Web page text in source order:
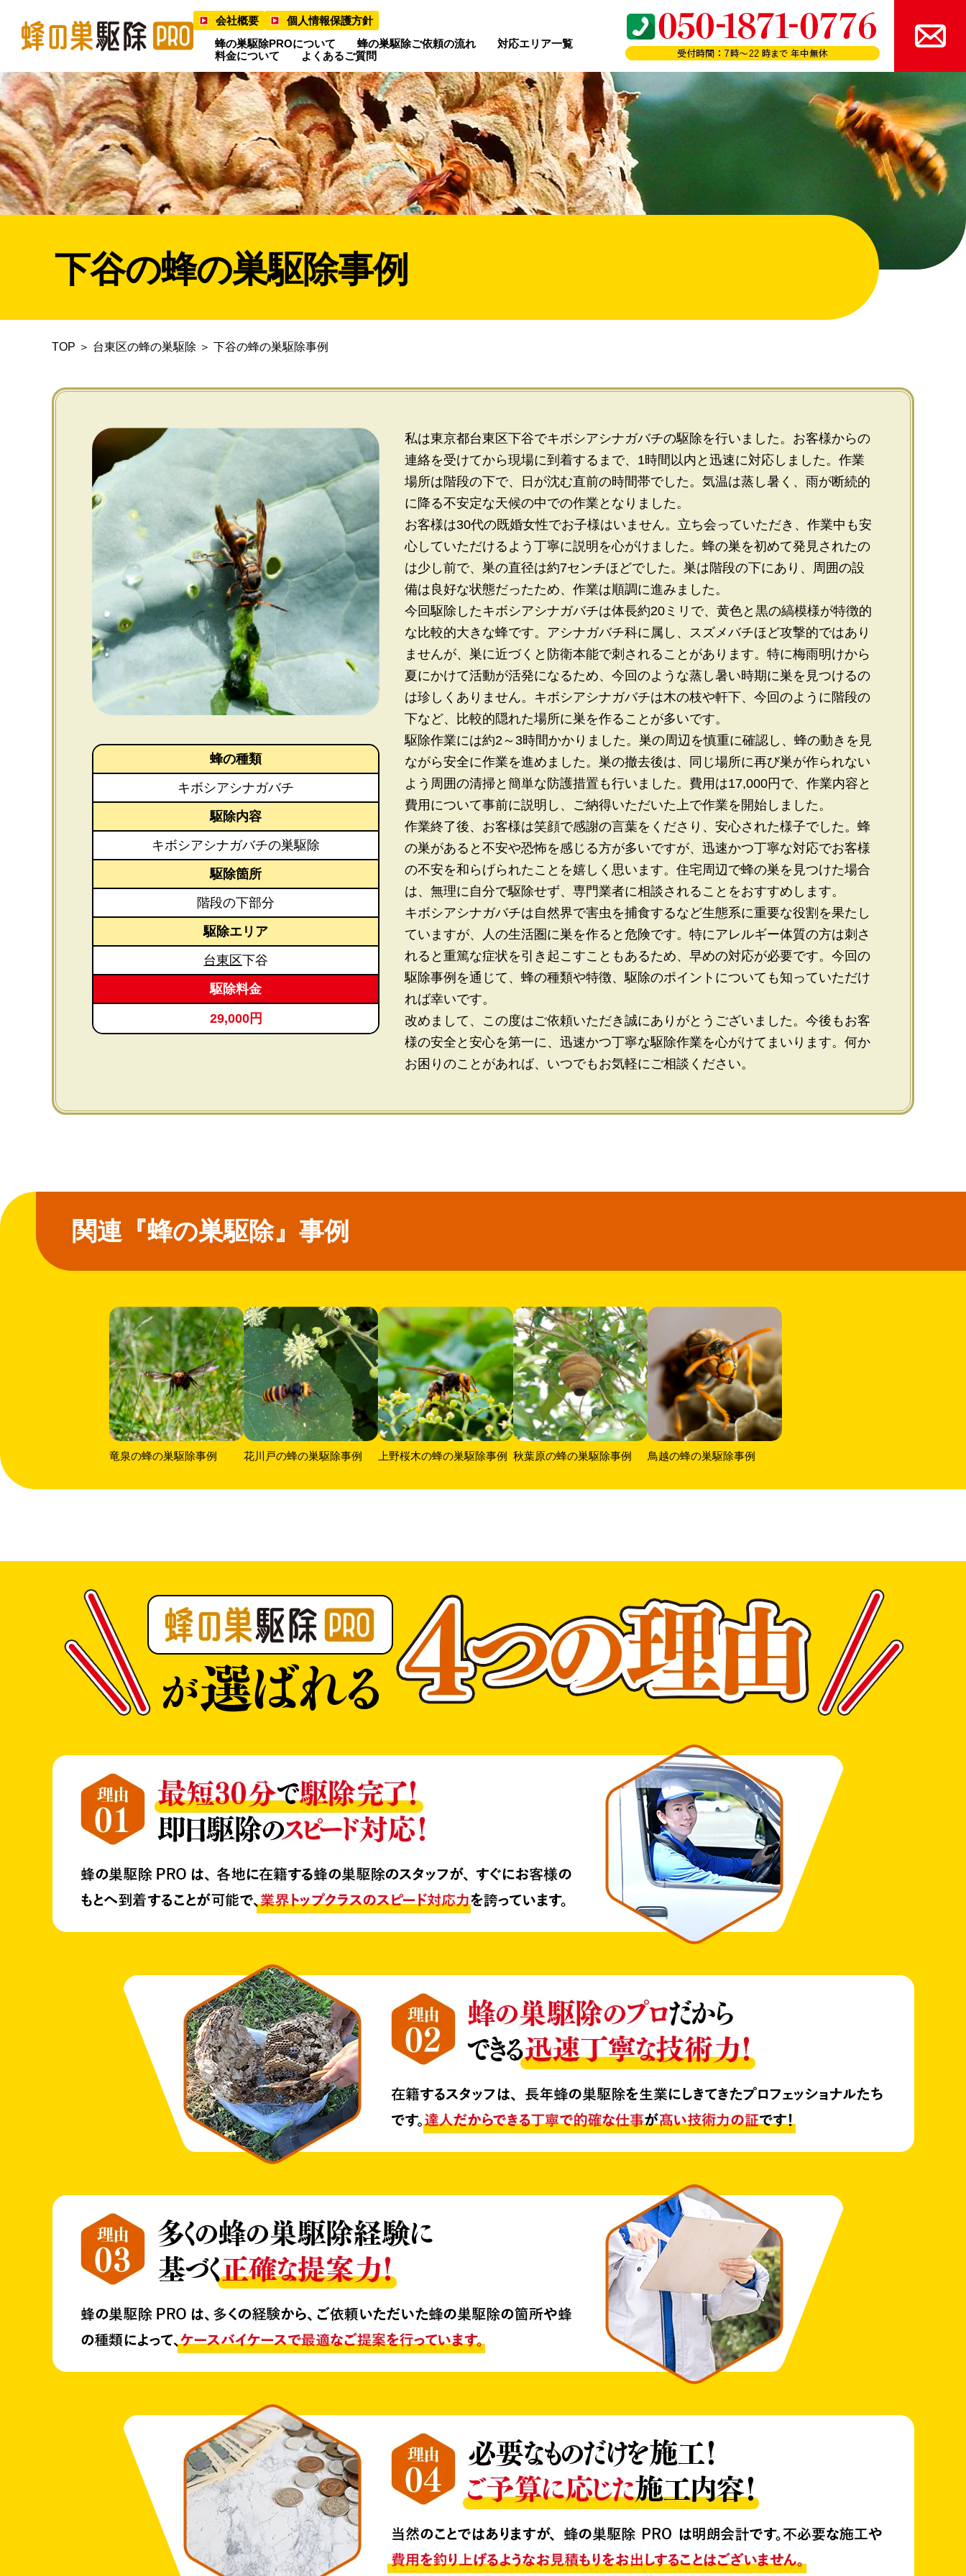
会社概要
個人情報保護方針
蜂の巣駆除PROについて
蜂の巣駆除ご依頼の流れ
対応エリア一覧
料金について
よくあるご質問
下谷の蜂の巣駆除事例
TOP ＞ 台東区の蜂の巣駆除 ＞ 下谷の蜂の巣駆除事例
蜂の種類
キボシアシナガバチ
駆除内容
キボシアシナガバチの巣駆除
駆除箇所
階段の下部分
駆除エリア
台東区下谷
駆除料金
29,000円
私は東京都台東区下谷でキボシアシナガバチの駆除を行いました。お客様からの
連絡を受けてから現場に到着するまで、1時間以内と迅速に対応しました。作業
場所は階段の下で、日が沈む直前の時間帯でした。気温は蒸し暑く、雨が断続的
に降る不安定な天候の中での作業となりました。
お客様は30代の既婚女性でお子様はいません。立ち会っていただき、作業中も安
心していただけるよう丁寧に説明を心がけました。蜂の巣を初めて発見されたの
は少し前で、巣の直径は約7センチほどでした。巣は階段の下にあり、周囲の設
備は良好な状態だったため、作業は順調に進みました。
今回駆除したキボシアシナガバチは体長約20ミリで、黄色と黒の縞模様が特徴的
な比較的大きな蜂です。アシナガバチ科に属し、スズメバチほど攻撃的ではあり
ませんが、巣に近づくと防衛本能で刺されることがあります。特に梅雨明けから
夏にかけて活動が活発になるため、今回のような蒸し暑い時期に巣を見つけるの
は珍しくありません。キボシアシナガバチは木の枝や軒下、今回のように階段の
下など、比較的隠れた場所に巣を作ることが多いです。
駆除作業には約2～3時間かかりました。巣の周辺を慎重に確認し、蜂の動きを見
ながら安全に作業を進めました。巣の撤去後は、同じ場所に再び巣が作られない
よう周囲の清掃と簡単な防護措置も行いました。費用は17,000円で、作業内容と
費用について事前に説明し、ご納得いただいた上で作業を開始しました。
作業終了後、お客様は笑顔で感謝の言葉をくださり、安心された様子でした。蜂
の巣があると不安や恐怖を感じる方が多いですが、迅速かつ丁寧な対応でお客様
の不安を和らげられたことを嬉しく思います。住宅周辺で蜂の巣を見つけた場合
は、無理に自分で駆除せず、専門業者に相談されることをおすすめします。
キボシアシナガバチは自然界で害虫を捕食するなど生態系に重要な役割を果たし
ていますが、人の生活圏に巣を作ると危険です。特にアレルギー体質の方は刺さ
れると重篤な症状を引き起こすこともあるため、早めの対応が必要です。今回の
駆除事例を通じて、蜂の種類や特徴、駆除のポイントについても知っていただけ
れば幸いです。
改めまして、この度はご依頼いただき誠にありがとうございました。今後もお客
様の安全と安心を第一に、迅速かつ丁寧な駆除作業を心がけてまいります。何か
お困りのことがあれば、いつでもお気軽にご相談ください。
関連『蜂の巣駆除』事例
竜泉の蜂の巣駆除事例 花川戸の蜂の巣駆除事例 上野桜木の蜂の巣駆除事例 秋葉原の蜂の巣駆除事例 鳥越の蜂の巣駆除事例